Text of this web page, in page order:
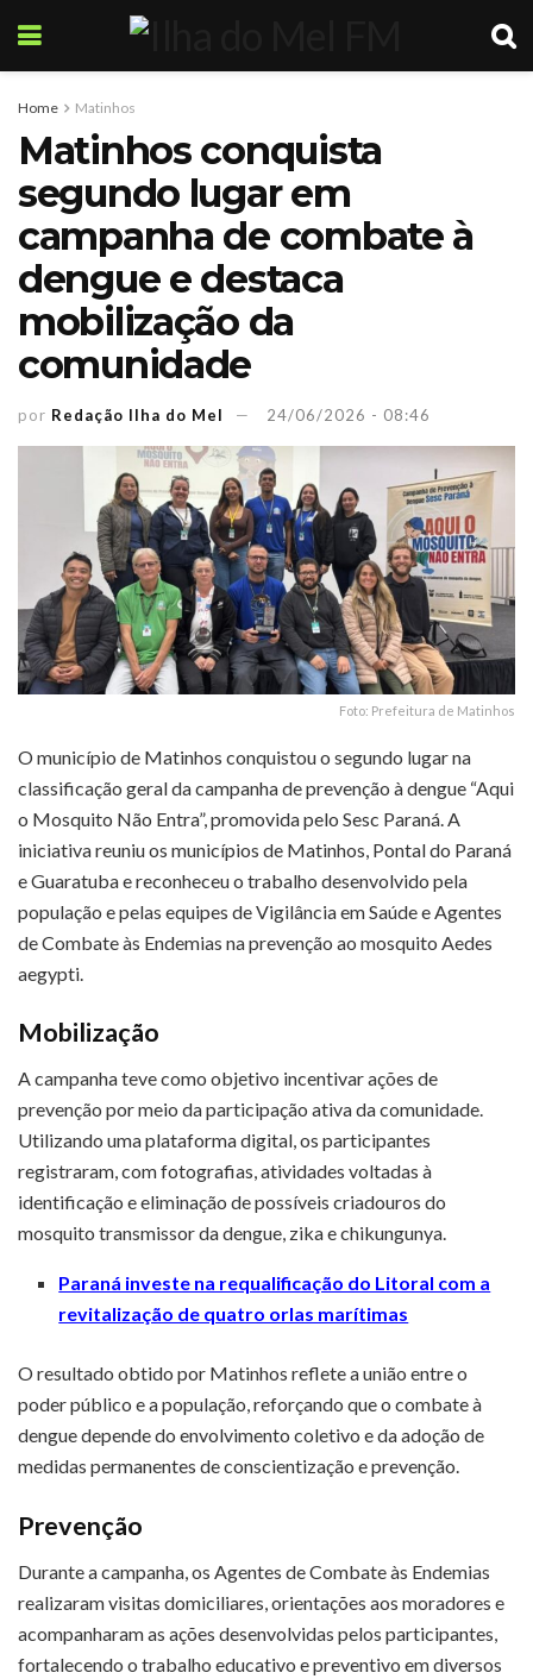
Home Matinhos
Matinhos conquista
segundo lugar em
campanha de combate à
dengue e destaca
mobilização da
comunidade
por Redação Ilha do Mel 24/06/2026 - 08:46
Foto: Prefeitura de Matinhos
O município de Matinhos conquistou o segundo lugar na
classificação geral da campanha de prevenção à dengue “Aqui
o Mosquito Não Entra”, promovida pelo Sesc Paraná. A
iniciativa reuniu os municípios de Matinhos, Pontal do Paraná
e Guaratuba e reconheceu o trabalho desenvolvido pela
população e pelas equipes de Vigilância em Saúde e Agentes
de Combate às Endemias na prevenção ao mosquito Aedes
aegypti.
Mobilização
A campanha teve como objetivo incentivar ações de
prevenção por meio da participação ativa da comunidade.
Utilizando uma plataforma digital, os participantes
registraram, com fotografias, atividades voltadas à
identificação e eliminação de possíveis criadouros do
mosquito transmissor da dengue, zika e chikungunya.
Paraná investe na requalificação do Litoral com a
revitalização de quatro orlas marítimas
O resultado obtido por Matinhos reflete a união entre o
poder público e a população, reforçando que o combate à
dengue depende do envolvimento coletivo e da adoção de
medidas permanentes de conscientização e prevenção.
Prevenção
Durante a campanha, os Agentes de Combate às Endemias
realizaram visitas domiciliares, orientações aos moradores e
acompanharam as ações desenvolvidas pelos participantes,
fortalecendo o trabalho educativo e preventivo em diversos